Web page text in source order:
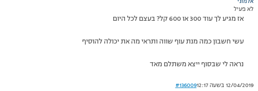
אלמוני
לא פעיל
אז מגיע לך עוד 300 או 600 קל? בעצם לכל היום
עשי חשבון כמה מנת עוף שווה ותראי מה את יכולה להוסיף
נראה לי שבסוף ייצא משתלם מאד
12/04/2019 בשעה 12:17 #136009